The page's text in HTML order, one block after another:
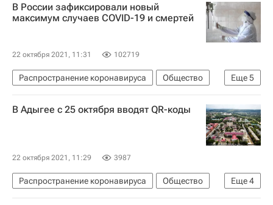
Коронавирус COVID-19
В России зафиксировали новый
максимум случаев COVID-19 и смертей
22 октября 2021, 11:31 102719
Еще5
Распространение коронавируса
Общество
Здоровье - Общество
Коронавирусы
Россия
Коронавирус COVID-19
В Адыгее с 25 октября вводят QR-коды
22 октября 2021, 11:29 3987
Еще4
Распространение коронавируса
Общество
Республика Адыгея
Коронавирус COVID-19